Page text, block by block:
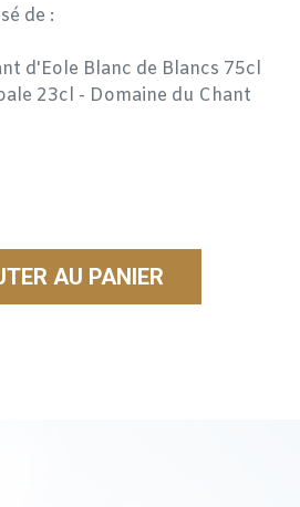
de :
d'Eole Blanc de Blancs 75cl
23cl - Domaine du Chant
AU PANIER